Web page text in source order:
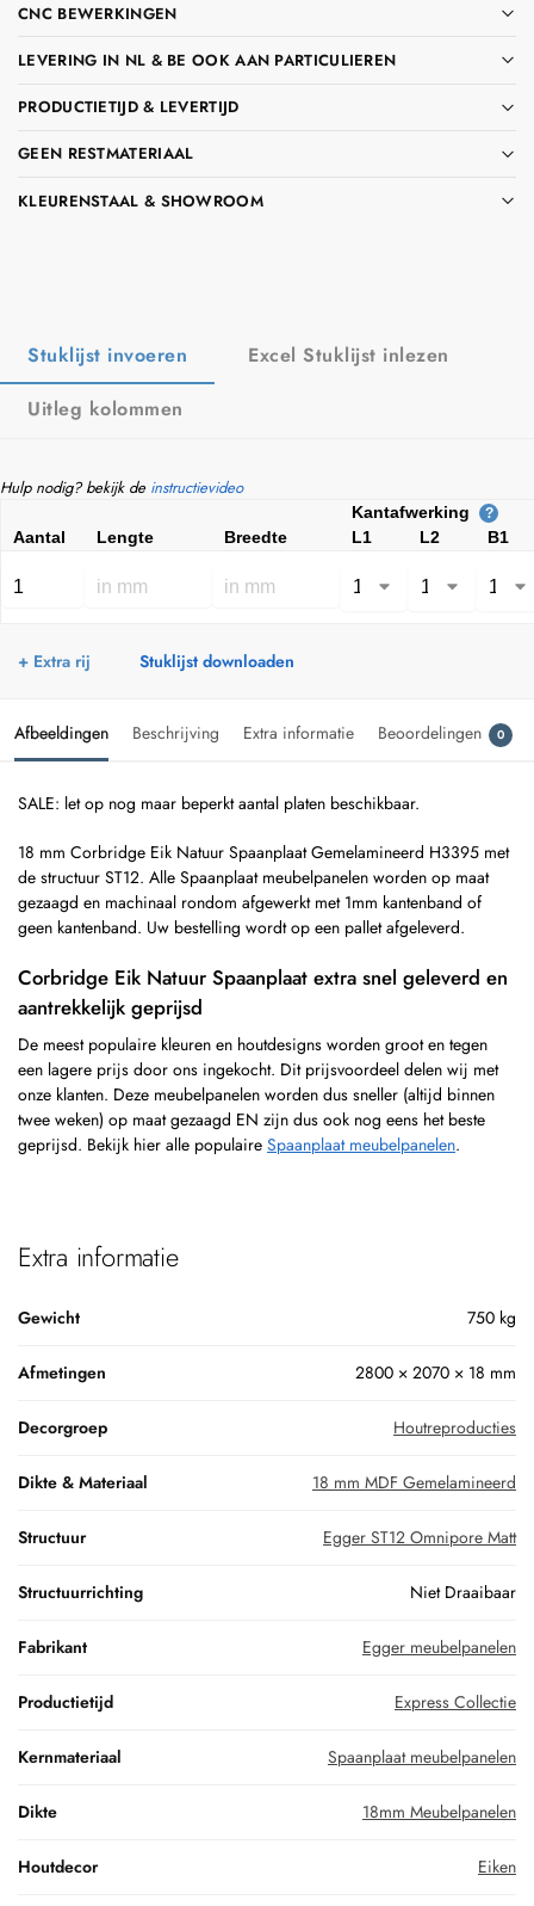
CNC BEWERKINGEN
LEVERING IN NL & BE OOK AAN PARTICULIEREN
PRODUCTIETIJD & LEVERTIJD
GEEN RESTMATERIAAL
KLEURENSTAAL & SHOWROOM
Stuklijst invoeren
Excel Stuklijst inlezen
Uitleg kolommen
Hulp nodig? bekijk de instructievideo
Kantafwerking ?
Aantal Lengte Breedte L1 L2 B1
+ Extra rij Stuklijst downloaden
Afbeeldingen Beschrijving Extra informatie Beoordelingen 0
SALE: let op nog maar beperkt aantal platen beschikbaar.
18 mm Corbridge Eik Natuur Spaanplaat Gemelamineerd H3395 met
de structuur ST12. Alle Spaanplaat meubelpanelen worden op maat
gezaagd en machinaal rondom afgewerkt met 1mm kantenband of
geen kantenband. Uw bestelling wordt op een pallet afgeleverd.
Corbridge Eik Natuur Spaanplaat extra snel geleverd en
aantrekkelijk geprijsd
De meest populaire kleuren en houtdesigns worden groot en tegen
een lagere prijs door ons ingekocht. Dit prijsvoordeel delen wij met
onze klanten. Deze meubelpanelen worden dus sneller (altijd binnen
twee weken) op maat gezaagd EN zijn dus ook nog eens het beste
geprijsd. Bekijk hier alle populaire Spaanplaat meubelpanelen.
Extra informatie
Gewicht 750 kg
Afmetingen 2800 × 2070 × 18 mm
Decorgroep Houtreproducties
Dikte & Materiaal 18 mm MDF Gemelamineerd
Structuur Egger ST12 Omnipore Matt
Structuurrichting Niet Draaibaar
Fabrikant Egger meubelpanelen
Productietijd Express Collectie
Kernmateriaal Spaanplaat meubelpanelen
Dikte 18mm Meubelpanelen
Houtdecor Eiken